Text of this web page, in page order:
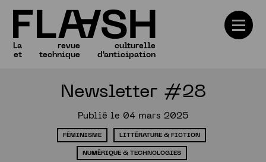
Numéros
La
et
revue
technique
culturelle
d'anticipation
Newsletter #28
Publié le 04 mars 2025
FÉMINISME LITTÉRATURE & FICTION
NUMÉRIQUE & TECHNOLOGIES